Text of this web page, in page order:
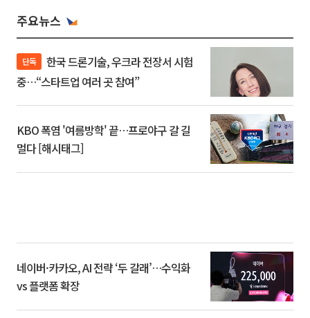
주요뉴스
단독
중…“스타트업 여러 곳 참여”
KBO 폭염 '여름방학' 끝…프로야구 갈 길
멀다 [해시태그]
네이버·카카오, AI 전략 ‘두 갈래’…수익화
vs 플랫폼 확장